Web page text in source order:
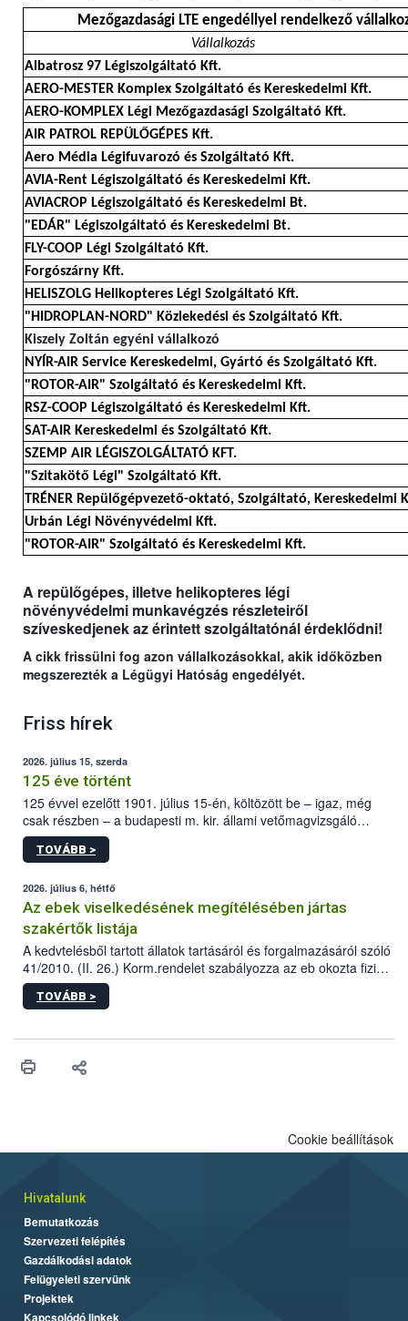
Mezőgazdasági LTE engedéllyel rendelkező
Vállalkozás
Albatrosz 97 Légiszolgáltató Kft.
AERO-MESTER Komplex Szolgáltató és Kereskedelmi Kft.
AERO-KOMPLEX Légi Mezőgazdasági Szolgáltató Kft.
AIR PATROL REPÜLŐGÉPES Kft.
Aero Média Légifuvarozó és Szolgáltató Kft.
AVIA-Rent Légiszolgáltató és Kereskedelmi Kft.
AVIACROP Légiszolgáltató és Kereskedelmi Bt.
"EDÁR" Légiszolgáltató és Kereskedelmi Bt.
FLY-COOP Légi Szolgáltató Kft.
Forgószárny Kft.
HELISZOLG Helikopteres Légi Szolgáltató Kft.
"HIDROPLAN-NORD" Közlekedési és Szolgáltató Kft.
Kiszely Zoltán egyéni vállalkozó
NYÍR-AIR Service Kereskedelmi, Gyártó és Szolgáltató Kft.
"ROTOR-AIR" Szolgáltató és Kereskedelmi Kft.
RSZ-COOP Légiszolgáltató és Kereskedelmi Kft.
SAT-AIR Kereskedelmi és Szolgáltató Kft.
SZEMP AIR LÉGISZOLGÁLTATÓ KFT.
"Szitakötő Légi" Szolgáltató Kft.
TRÉNER Repülőgépvezető-oktató, Szolgáltató, Kereskedelmi
Urbán Légi Növényvédelmi Kft.
"ROTOR-AIR" Szolgáltató és Kereskedelmi Kft.
A repülőgépes, illetve helikopteres légi
növényvédelmi munkavégzés részleteiről
szíveskedjenek az érintett szolgáltatónál érdeklődni!
A cikk frissülni fog azon vállalkozásokkal, akik időközben
megszerezték a Légügyi Hatóság engedélyét.
Friss hírek
2026. július 15, szerda
125 éve történt
125 évvel ezelőtt 1901. július 15-én, költözött be – igaz, még
csak részben – a budapesti m. kir. állami vetőmagvizsgáló
állomás a Kis Rókus utca 15. szám alatti, Czigler Győző által
tervezett új épületébe.
TOVÁBB >
2026. július 6, hétfő
Az ebek viselkedésének megítélésében jártas
szakértők listája
A kedvtelésből tartott állatok tartásáról és forgalmazásáról szóló
41/2010. (II. 26.) Korm.rendelet szabályozza az eb okozta fizikai
sérülés, illetve ennek veszélye keletkezésekor felmerülő
hatósági feladatokat, valamint a veszélyes eb tartását és annak
vonni az ebek viselkedésének megítélésében jártas szakértőt.
TOVÁBB >
Cookie beállítások
Hivatalunk
Bemutatkozás
Szervezeti felépítés
Gazdálkodási adatok
Felügyeleti szervünk
Projektek
Kapcsolódó linkek